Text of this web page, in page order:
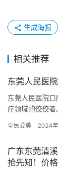
生成海报
相关推荐
东莞人民医
东莞人民医院
疗领域的佼佼
及美容…
全民爱美 2024
广东东莞清
抢先知！价格